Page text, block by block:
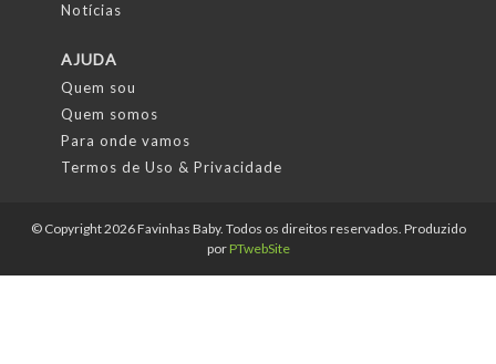
Notícias
AJUDA
Quem sou
Quem somos
Para onde vamos
Termos de Uso & Privacidade
© Copyright 2026 Favinhas Baby. Todos os direitos reservados. Produzido
por PTwebSite